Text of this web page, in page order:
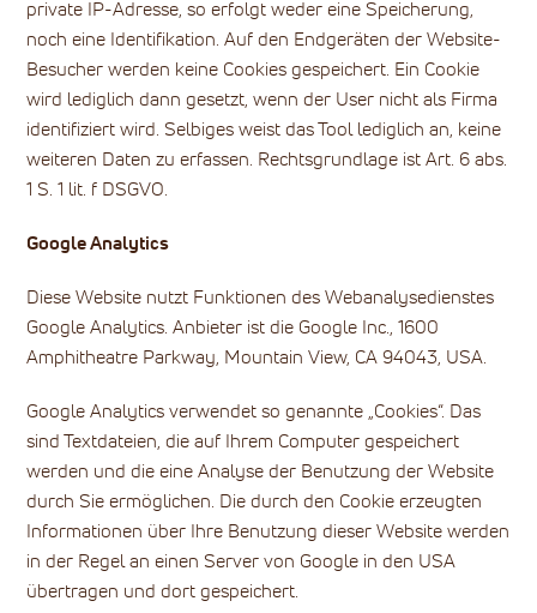
private IP-Adresse, so erfolgt weder eine Speicherung,
noch eine Identifikation. Auf den Endgeräten der Website-
Besucher werden keine Cookies gespeichert. Ein Cookie
wird lediglich dann gesetzt, wenn der User nicht als Firma
identifiziert wird. Selbiges weist das Tool lediglich an, keine
weiteren Daten zu erfassen. Rechtsgrundlage ist Art. 6 abs.
1 S. 1 lit. f DSGVO.
Google Analytics
Diese Website nutzt Funktionen des Webanalysedienstes
Google Analytics. Anbieter ist die Google Inc., 1600
Amphitheatre Parkway, Mountain View, CA 94043, USA.
Google Analytics verwendet so genannte „Cookies“. Das
sind Textdateien, die auf Ihrem Computer gespeichert
werden und die eine Analyse der Benutzung der Website
durch Sie ermöglichen. Die durch den Cookie erzeugten
Informationen über Ihre Benutzung dieser Website werden
in der Regel an einen Server von Google in den USA
übertragen und dort gespeichert.